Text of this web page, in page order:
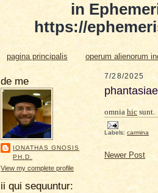
in
https://
pagina principalis operum alienorum
de me
IONATHAS GNOSIS
PH.D.
View my complete profile
ii qui sequuntur:
7/28/2025
omnia hic sunt.
Labels: carmina
Newer Post